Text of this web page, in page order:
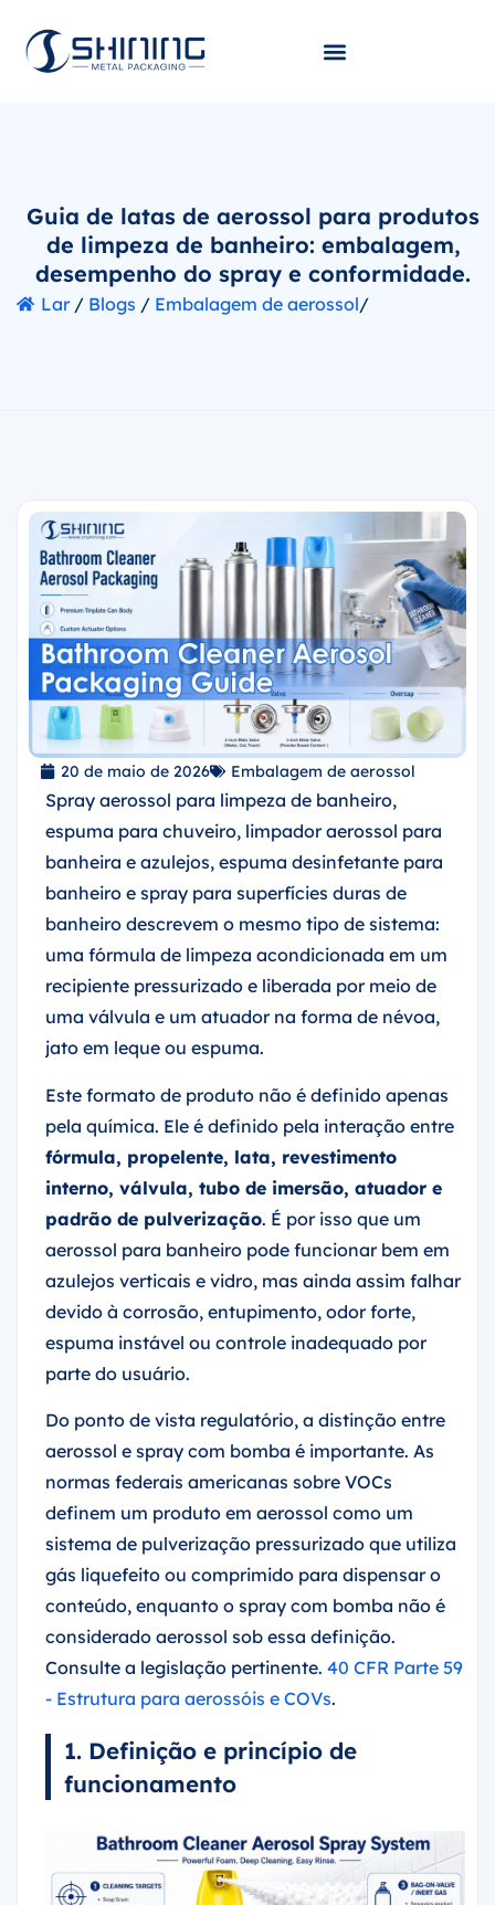
Guia de latas de aerossol para produtos
de limpeza de banheiro: embalagem,
desempenho do spray e conformidade.
Lar/ Blogs / Embalagem de aerossol/
20 de maio de 2026 Embalagem de aerossol
Spray aerossol para limpeza de banheiro,
espuma para chuveiro, limpador aerossol para
banheira e azulejos, espuma desinfetante para
banheiro e spray para superfícies duras de
banheiro descrevem o mesmo tipo de sistema:
uma fórmula de limpeza acondicionada em um
recipiente pressurizado e liberada por meio de
uma válvula e um atuador na forma de névoa,
jato em leque ou espuma.
Este formato de produto não é definido apenas
pela química. Ele é definido pela interação entre
fórmula, propelente, lata, revestimento
interno, válvula, tubo de imersão, atuador e
padrão de pulverização. É por isso que um
aerossol para banheiro pode funcionar bem em
azulejos verticais e vidro, mas ainda assim falhar
devido à corrosão, entupimento, odor forte,
espuma instável ou controle inadequado por
parte do usuário.
Do ponto de vista regulatório, a distinção entre
aerossol e spray com bomba é importante. As
normas federais americanas sobre VOCs
definem um produto em aerossol como um
sistema de pulverização pressurizado que utiliza
gás liquefeito ou comprimido para dispensar o
conteúdo, enquanto o spray com bomba não é
considerado aerossol sob essa definição.
Consulte a legislação pertinente. 40 CFR Parte 59
- Estrutura para aerossóis e COVs.
1. Definição e princípio de
funcionamento